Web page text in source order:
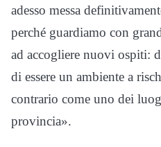
adesso messa
perché guardiamo con
ad accogliere nuovi ospiti:
di essere un ambiente a
contrario come uno dei
provincia».